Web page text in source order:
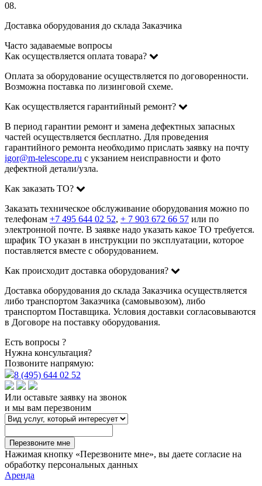
08.
Доставка оборудования до склада Заказчика
Часто задаваемые вопросы
Как осуществляется оплата товара?
Оплата за оборудование осуществляется по договоренности.
Возможна поставка по лизинговой схеме.
Как осуществляется гарантийный ремонт?
В период гарантии ремонт и замена дефектных запасных
частей осуществляется бесплатно. Для проведения
гарантийного ремонта необходимо прислать заявку на почту
igor@m-telescope.ru с укзанием неисправности и фото
дефектной детали/узла.
Как заказать ТО?
Заказать техническое обслуживание оборудования можно по
телефонам +7 495 644 02 52, + 7 903 672 66 57 или по
электронной почте. В заявке надо указать какое ТО требуется.
шрафик ТО указан в инструкции по эксплуатации, которое
поставляется вместе с оборудованием.
Как происходит доставка оборудования?
Доставка оборудования до склада Заказчика осуществляется
либо транспортом Заказчика (самовывозом), либо
транспортом Поставщика. Условия доставки согласовываются
в Договоре на поставку оборудования.
Есть вопросы ?
Нужна консультация?
Позвоните напрямую:
8 (495) 644 02 52
Или оставьте заявку на звонок
и мы вам перезвоним
Перезвоните мне
Нажимая кнопку «Перезвоните мне», вы даете согласие на
обработку персональных данных
Аренда